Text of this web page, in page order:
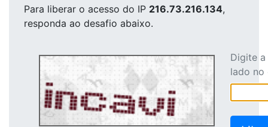
Para liberar o acesso do IP 216.73.216.134,
responda ao desafio abaixo.
Digite
lado no